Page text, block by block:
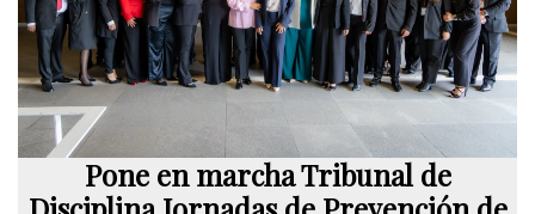
Pone en marcha Tribunal de